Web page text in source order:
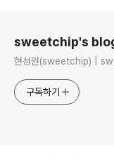
sweetchip's
현성원(sweetchip) |
구독하기